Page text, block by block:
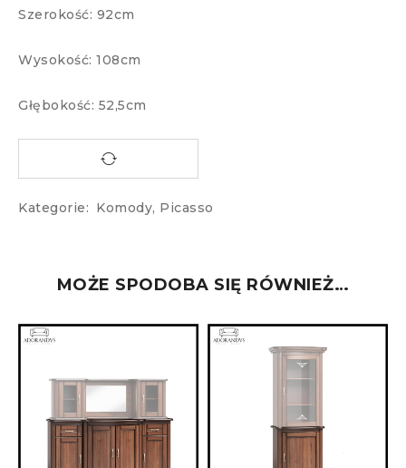
Szerokość: 92cm
Wysokość: 108cm
Głębokość: 52,5cm
Kategorie: Komody, Picasso
MOŻE SPODOBA SIĘ RÓWNIEŻ…